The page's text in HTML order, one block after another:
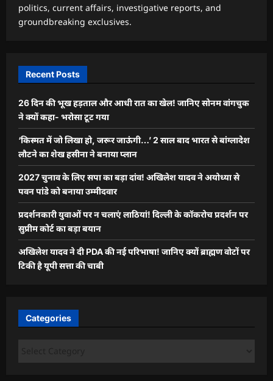
politics, current affairs, investigative reports, and
groundbreaking exclusives.
Recent Posts
26 दिन की भूख हड़ताल और आधी रात का खेल! जानिए सोनम वांगचुक
ने क्यों कहा- भरोसा टूट गया
‘किस्मत में जो लिखा हो, जरूर जाऊंगी…’ 2 साल बाद भारत से बांग्लादेश
लौटने का शेख हसीना ने बनाया प्लान
2027 चुनाव के लिए सपा का बड़ा दांव! अखिलेश यादव ने अयोध्या से
पवन पांडे को बनाया उम्मीदवार
प्रदर्शनकारी युवाओं पर न चलाएं लाठियां! दिल्ली के कॉकरोच प्रदर्शन पर
सुप्रीम कोर्ट का बड़ा बयान
अखिलेश यादव ने दी PDA की नई परिभाषा! जानिए क्यों ब्राह्मण वोटों पर
टिकी है यूपी सत्ता की चाबी
Categories